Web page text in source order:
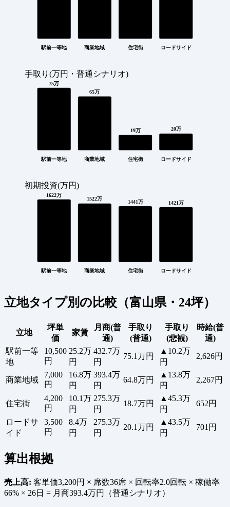
駅前一等地 商業地域 住宅街 ロードサイド
手取り(万円・普通シナリオ)
75万
駅前一等地
65万
商業地域
19万
住宅街
20万
ロードサイド
初期投資(万円)
1622万
駅前一等地
1522万
商業地域
1441万
住宅街
1421万
ロードサイド
立地タイプ別の比較（富山県・24坪）
立地
坪単
価
家賃
月商(普
通)
手取り
(普通)
手取り
(悲観)
時給(普
通)
駅前一等
地
10,500
円
25.2万
円
432.7万
円
75.1万円
▲10.2万
円
2,626円
商業地域
7,000
円
16.8万
円
393.4万
円
64.8万円
▲13.8万
円
2,267円
住宅街
4,200
円
10.1万
円
275.3万
円
18.7万円
▲45.3万
円
652円
ロードサ
イド
3,500
円
8.4万
円
275.3万
円
20.1万円
▲43.5万
円
701円
算出根拠
売上高: 客単価3,200円 × 席数36席 × 回転率2.0回転 × 稼働率
66% × 26日 = 月商393.4万円（普通シナリオ）